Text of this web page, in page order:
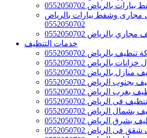
بالرياض 0552050702
مجارى وشفط بيارات بالرياض
0552050702
بالرياض 0552050702
خدمات التنظيف
بالرياض 0552050702
بالرياض 0552050702
بالرياض 0552050702
الرياض 0552050702
الرياض 0552050702
فى الرياض 0552050702
الرياض 0552050702
الرياض 0552050702
الرياض 0552050702